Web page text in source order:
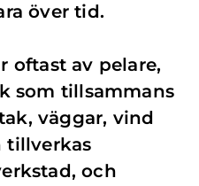
över tid.
oftast av pelare,
som tillsammans
väggar, vind
tillverkas
och